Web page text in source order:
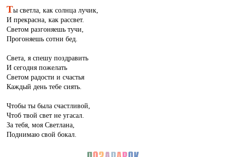
Ты светла, как солнца лучик,
И прекрасна, как рассвет.
Светом разгоняешь тучи,
Прогоняешь сотни бед.
Света, я спешу поздравить
И сегодня пожелать
Светом радости и счастья
Каждый день тебе сиять.
Чтобы ты была счастливой,
Чтоб твой свет не угасал.
За тебя, моя Светлана,
Поднимаю свой бокал.